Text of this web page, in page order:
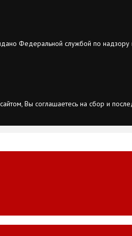
Федеральной службой по надзору
Вы соглашаетесь на сбор и